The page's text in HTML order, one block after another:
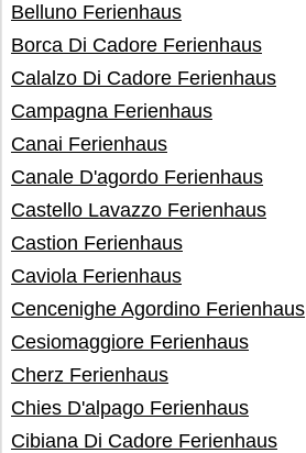
Belluno Ferienhaus
Borca Di Cadore Ferienhaus
Calalzo Di Cadore Ferienhaus
Campagna Ferienhaus
Canai Ferienhaus
Canale D'agordo Ferienhaus
Castello Lavazzo Ferienhaus
Castion Ferienhaus
Caviola Ferienhaus
Cencenighe Agordino Ferienhaus
Cesiomaggiore Ferienhaus
Cherz Ferienhaus
Chies D'alpago Ferienhaus
Cibiana Di Cadore Ferienhaus